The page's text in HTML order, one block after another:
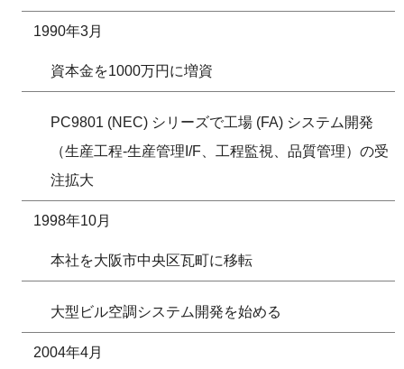
1990年3月
資本金を1000万円に増資
PC9801 (NEC) シリーズで工場 (FA) システム開発
（生産工程-生産管理I/F、工程監視、品質管理）の受
注拡大
1998年10月
本社を大阪市中央区瓦町に移転
大型ビル空調システム開発を始める
2004年4月